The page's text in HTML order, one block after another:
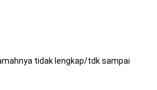
tidak lengkap/tdk sampai